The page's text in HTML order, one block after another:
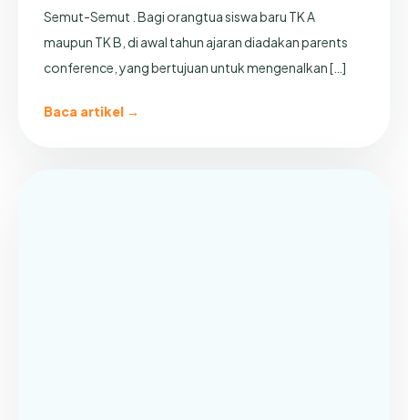
Semut-Semut . Bagi orangtua siswa baru TK A
maupun TK B, di awal tahun ajaran diadakan parents
conference, yang bertujuan untuk mengenalkan […]
Baca artikel →